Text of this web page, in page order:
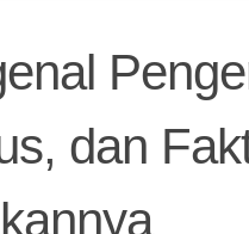
dan